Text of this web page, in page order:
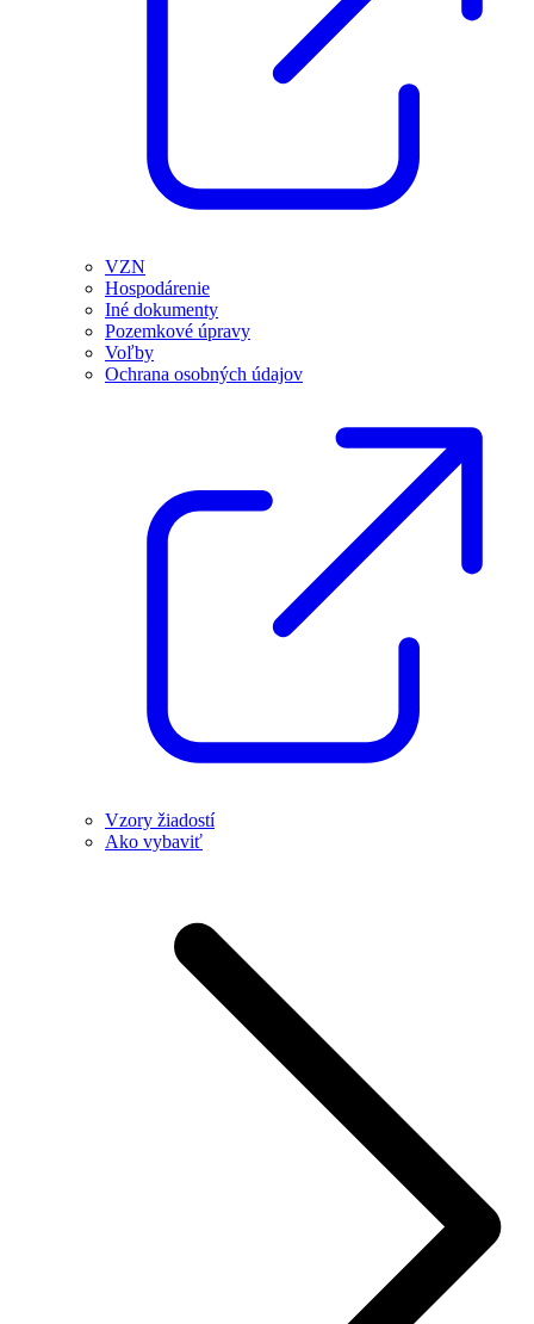
VZN
Hospodárenie
Iné dokumenty
Pozemkové úpravy
Voľby
Ochrana osobných údajov
Vzory žiadostí
Ako vybaviť